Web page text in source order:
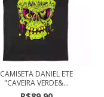
CAMISETA DANIEL ETE
"CAVEIRA VERDE&...